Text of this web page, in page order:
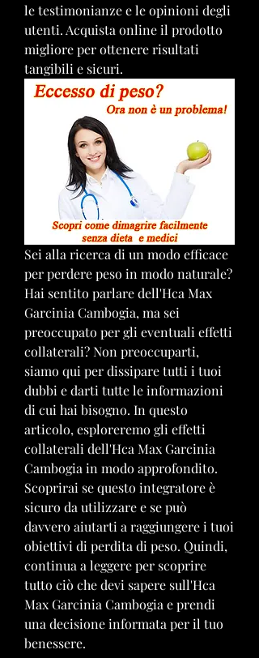
le testimonianze e le opinioni degli
utenti. Acquista online il prodotto
migliore per ottenere risultati
tangibili e sicuri.
Sei alla ricerca di un modo efficace
per perdere peso in modo naturale?
Hai sentito parlare dell'Hca Max
Garcinia Cambogia, ma sei
preoccupato per gli eventuali effetti
collaterali? Non preoccuparti,
siamo qui per dissipare tutti i tuoi
dubbi e darti tutte le informazioni
di cui hai bisogno. In questo
articolo, esploreremo gli effetti
collaterali dell'Hca Max Garcinia
Cambogia in modo approfondito.
Scoprirai se questo integratore è
sicuro da utilizzare e se può
davvero aiutarti a raggiungere i tuoi
obiettivi di perdita di peso. Quindi,
continua a leggere per scoprire
tutto ciò che devi sapere sull'Hca
Max Garcinia Cambogia e prendi
una decisione informata per il tuo
benessere.